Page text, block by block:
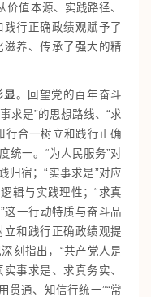
价值本源、实践路径、
行正确政绩观赋予了
养、传承了强大的精
显。回望党的百年奋斗
求是”的思想路线、“求
行合一树立和践行正确
统一。“为人民服务”对
归宿；“实事求是”对应
辑与实践理性；“求真
这一行动特质与奋斗品
和践行正确政绩观提
刻指出，“共产党人是
事求是、求真务实、
贯通、知信行统一”“常